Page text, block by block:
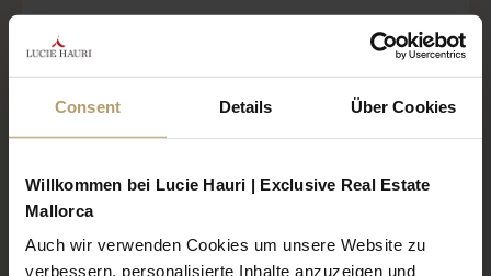
Consent Details Über Cookies
Willkommen bei Lucie Hauri | Exclusive Real Estate
Mallorca
Auch wir verwenden Cookies um unsere Website zu
verbessern, personalisierte Inhalte anzuzeigen und